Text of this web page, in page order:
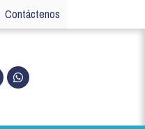
Contáctenos